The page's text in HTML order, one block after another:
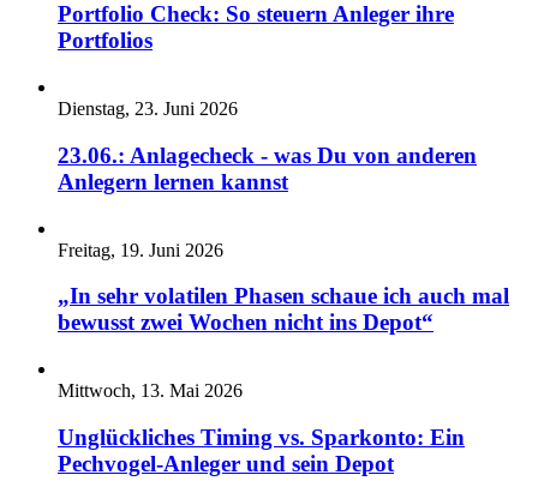
Portfolio Check: So steuern Anleger ihre
Portfolios
Dienstag, 23. Juni 2026
23.06.: Anlagecheck - was Du von anderen
Anlegern lernen kannst
Freitag, 19. Juni 2026
„In sehr volatilen Phasen schaue ich auch mal
bewusst zwei Wochen nicht ins Depot“
Mittwoch, 13. Mai 2026
Unglückliches Timing vs. Sparkonto: Ein
Pechvogel-Anleger und sein Depot